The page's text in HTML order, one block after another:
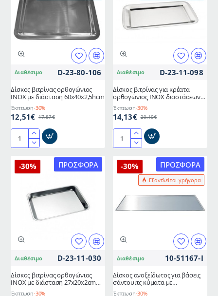
τρύπες
διαστάσεων
27x20x4,5hcm
ΙΤΑΛΙΑΣ
τετραγωνισμένες
άκρες
και
ΙΤΑΛΙΑΣ
Διαθέσιμο D-23-80-106
Δίσκος βιτρίνας ορθογώνιος
ΙΝΟΧ με διάσταση 60x40x2,5hcm
Έκπτωση-30%
12,51€ 17,87€
Δίσκος
ορθογώνιος
ΙΝΟΧ
διάσταση
60x40x2,5hcm
Διαθέσιμο D-23-11-098
Δίσκος βιτρίνας για κρέατα
ορθογώνιος ΙΝΟΧ διαστάσεων
36x22x2hcm ΙΤΑΛΙΑΣ
Έκπτωση-30%
14,13€ 20,19€
Δίσκος
για
κρέατα
ορθογώνιος
διαστάσεων
36x22x2hcm
ΠΡΟΣΦΟΡΆ
-30%
Διαθέσιμο D-23-11-030
Δίσκος βιτρίνας ορθογώνιος
ΙΝΟΧ με διάσταση 27x20x2cm
ΙΤΑΛΙΑΣ
Έκπτωση-30%
ΠΡΟΣΦΟΡΆ
Εξαντλείται γρήγορα
-30%
Διαθέσιμο 10-51167-I
Δίσκος ανοξείδωτος για βάσεις
σάντουιτς κύματα με
δυνατότητα προσαρμογής δύο
Έκπτωση-30%